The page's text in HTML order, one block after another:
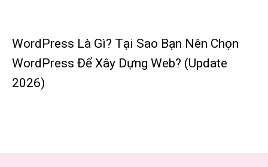
WordPress Là Gì? Tại Sao Bạn Nên Chọn
WordPress Để Xây Dựng Web? (Update
2026)